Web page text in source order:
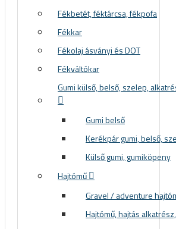
Fékbetét, féktárcsa, fékpofa
Fékkar
Fékolaj ásványi és DOT
Fékváltókar
Gumi külső, belső, szelep,
Gumi belső
Kerékpár gumi, belső,
Külső gumi, gumiköpeny
Hajtómű
Gravel / adventure
Hajtómű, hajtás